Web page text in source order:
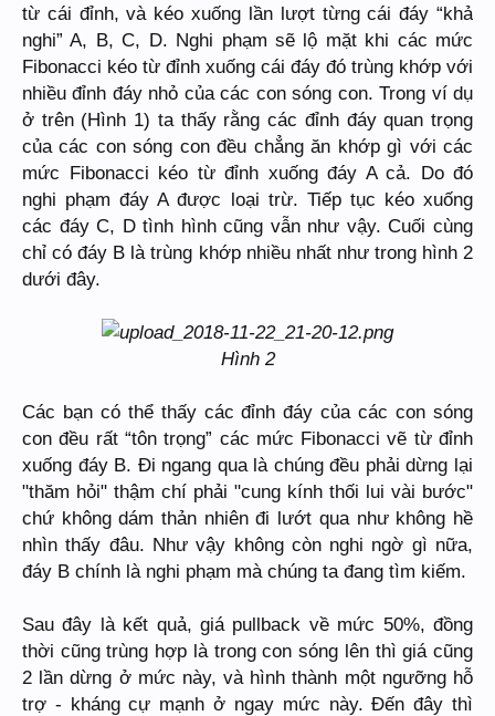
từ cái đỉnh, và kéo xuống lần lượt từng cái đáy “khả
nghi” A, B, C, D. Nghi phạm sẽ lộ mặt khi các mức
Fibonacci kéo từ đỉnh xuống cái đáy đó trùng khớp với
nhiều đỉnh đáy nhỏ của các con sóng con. Trong ví dụ
ở trên (Hình 1) ta thấy rằng các đỉnh đáy quan trọng
của các con sóng con đều chẳng ăn khớp gì với các
mức Fibonacci kéo từ đỉnh xuống đáy A cả. Do đó
nghi phạm đáy A được loại trừ. Tiếp tục kéo xuống
các đáy C, D tình hình cũng vẫn như vậy. Cuối cùng
chỉ có đáy B là trùng khớp nhiều nhất như trong hình 2
dưới đây.
Hình 2
Các bạn có thể thấy các đỉnh đáy của các con sóng
con đều rất “tôn trọng” các mức Fibonacci vẽ từ đỉnh
xuống đáy B. Đi ngang qua là chúng đều phải dừng lại
"thăm hỏi" thậm chí phải "cung kính thối lui vài bước"
chứ không dám thản nhiên đi lướt qua như không hề
nhìn thấy đâu. Như vậy không còn nghi ngờ gì nữa,
đáy B chính là nghi phạm mà chúng ta đang tìm kiếm.
Sau đây là kết quả, giá pullback về mức 50%, đồng
thời cũng trùng hợp là trong con sóng lên thì giá cũng
2 lần dừng ở mức này, và hình thành một ngưỡng hỗ
trợ - kháng cự mạnh ở ngay mức này. Đến đây thì